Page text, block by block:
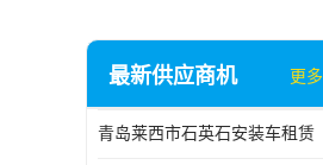
最新供应商机 更多
青岛莱西市石英石安装车租赁